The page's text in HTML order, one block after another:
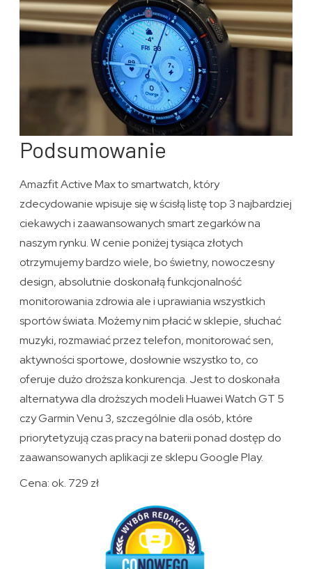
Podsumowanie
Amazfit Active Max to smartwatch, który
zdecydowanie wpisuje się w ścisłą listę top 3 najbardziej
ciekawych i zaawansowanych smart zegarków na
naszym rynku. W cenie poniżej tysiąca złotych
otrzymujemy bardzo wiele, bo świetny, nowoczesny
design, absolutnie doskonałą funkcjonalność
monitorowania zdrowia ale i uprawiania wszystkich
sportów świata. Możemy nim płacić w sklepie, słuchać
muzyki, rozmawiać przez telefon, monitorować sen,
aktywności sportowe, dosłownie wszystko to, co
oferuje dużo droższa konkurencja. Jest to doskonała
alternatywa dla droższych modeli Huawei Watch GT 5
czy Garmin Venu 3, szczególnie dla osób, które
priorytetyzują czas pracy na baterii ponad dostęp do
zaawansowanych aplikacji ze sklepu Google Play.
Cena: ok. 729 zł